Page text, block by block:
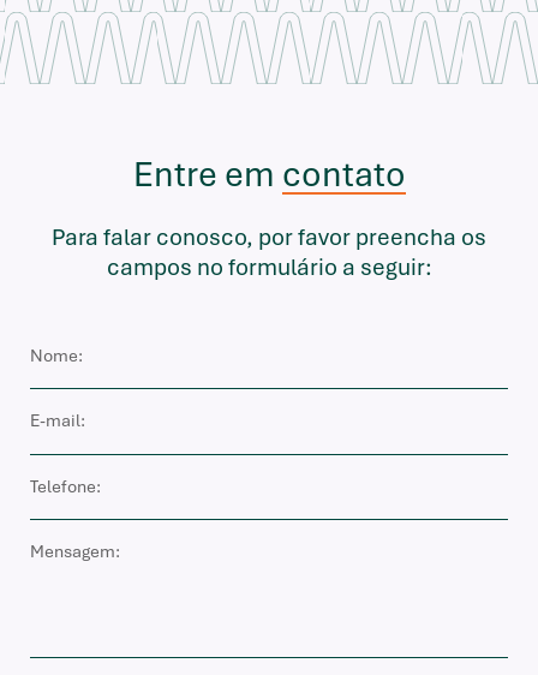
Entre em contato
Para falar conosco, por favor preencha os
campos no formulário a seguir: